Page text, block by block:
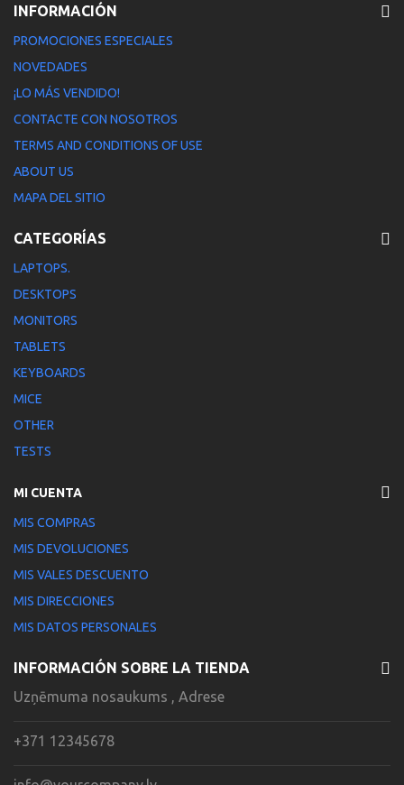
INFORMACIÓN
PROMOCIONES ESPECIALES
NOVEDADES
¡LO MÁS VENDIDO!
CONTACTE CON NOSOTROS
TERMS AND CONDITIONS OF USE
ABOUT US
MAPA DEL SITIO
CATEGORÍAS
LAPTOPS.
DESKTOPS
MONITORS
TABLETS
KEYBOARDS
MICE
OTHER
TESTS
MI CUENTA
MIS COMPRAS
MIS DEVOLUCIONES
MIS VALES DESCUENTO
MIS DIRECCIONES
MIS DATOS PERSONALES
INFORMACIÓN SOBRE LA TIENDA
Uzņēmuma nosaukums , Adrese
+371 12345678